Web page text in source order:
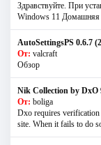
Здравствуйте. При
Windows 11 Домашняя
AutoSettingsPS 0.6.7
От: valcraft
Обзор
Nik Collection by DxO
От: boliga
Dxo requires
site. When it fails to do